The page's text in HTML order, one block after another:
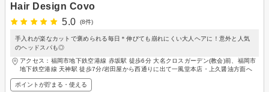
Hair Design Covo
5.0
(8件)
手入れが楽なカットで褒められる毎日＊伸びても崩れにくい大人ヘアに！意外と人気
のヘッドスパも◎
アクセス：福岡市地下鉄空港線 赤坂駅 徒歩6分 大名クロスガーデン(教会)前、福岡市
地下鉄空港線 天神駅 徒歩7分/岩田屋から西通りに出て一風堂本店・上久醤油方面へ
ポイントが貯まる・使える